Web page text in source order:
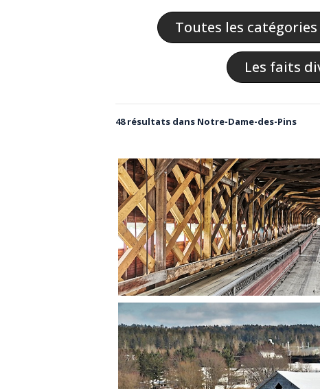
Toutes les catégories
Les faits
48 résultats dans Notre-Dame-des-Pins